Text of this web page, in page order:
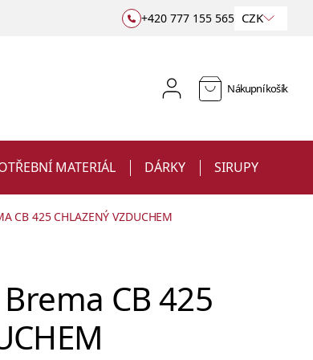
+420 777 155 565 CZK
Nákupní košík
Jiggery a odměrky
Sklenice
na víno
Barové podložky a rohože
MATERIÁL
Ubrousky
DÁRKY
Sklenice s potiskem
SIRUPY
CB 425 CHLAZENÝ VZDUCHEM
CB 425